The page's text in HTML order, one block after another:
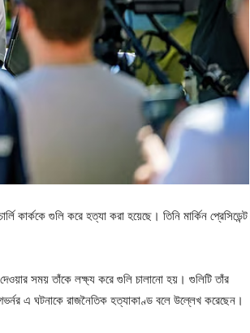
কার্ককে গুলি করে হত্যা করা হয়েছে। তিনি মার্কিন প্রেসিডেন্ট
সময় তাঁকে লক্ষ্য করে গুলি চালানো হয়। গুলিটি তাঁর
এ ঘটনাকে রাজনৈতিক হত্যাকাণ্ড বলে উল্লেখ করেছেন।